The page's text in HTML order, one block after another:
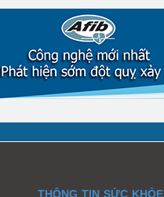
THÔNG TIN SỨC KHỎE